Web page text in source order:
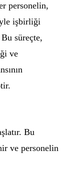
personelin,
işbirliği
süreçte,
ve
Bu
ve personelin